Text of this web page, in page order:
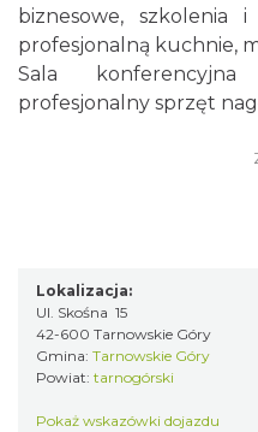
biznesowe, szkolenia
profesjonalną kuchnie,
Sala
profesjonalny sprzęt
Lokalizacja:
Ul. Skośna 15
42-600 Tarnowskie Góry
Gmina: Tarnowskie Góry
Powiat: tarnogórski
Pokaż wskazówki dojazdu